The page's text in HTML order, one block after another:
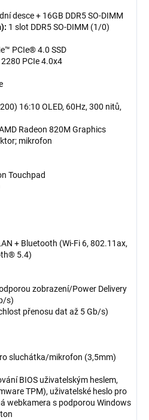
desce + 16GB DDR5 SO-DIMM
1 slot DDR5 SO-DIMM (1/0)
PCIe® 4.0 SSD
PCIe 4.0x4
16:10 OLED, 60Hz, 300 nitů,
Radeon 820M Graphics
mikrofon
Touchpad
+ Bluetooth (Wi-Fi 6, 802.11ax,
5.4)
zobrazení/Power Delivery
s)
přenosu dat až 5 Gb/s)
sluchátka/mikrofon (3,5mm)
BIOS uživatelským heslem,
TPM), uživatelské heslo pro
webkamera s podporou Windows